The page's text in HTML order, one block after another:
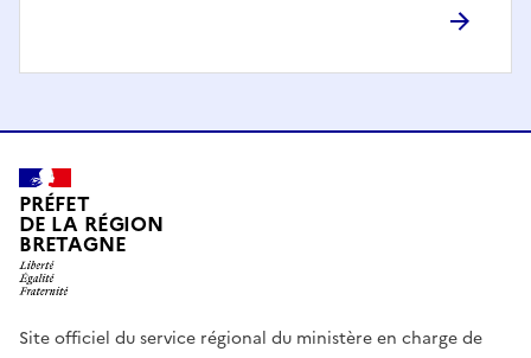
PRÉFET
DE LA RÉGION
BRETAGNE
Site officiel du service régional du ministère en charge de